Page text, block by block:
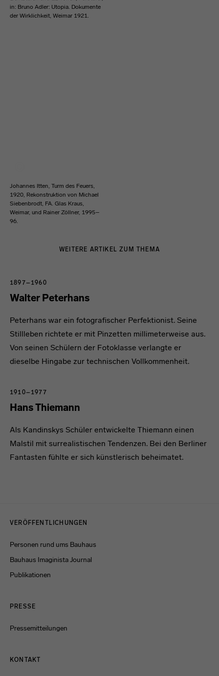
in: Bruno Adler: Utopia. Dokumente
der Wirklichkeit, Weimar 1921.
Johannes Itten, Turm des Feuers,
1920, Rekonstruktion von Michael
Siebenbrodt, FA. Glas Kraus,
Weimar, und Rainer Zöllner, 1995–
96.
WEITERE ARTIKEL ZUM THEMA
Walter Peterhans
1897–1960
Peterhans war ein fotografischer Perfektionist. Seine
Stillleben richtete er mit Pinzetten millimeterweise aus.
Von seinen Schülern der Fotoklasse verlangte er
dieselbe Hingabe zur technischen Vollkommenheit.
Hans Thiemann
1910–1977
Als Kandinskys Schüler entwickelte Thiemann einen
Malstil mit surrealistischen Tendenzen. Bei den Berliner
Fantasten fühlte er sich künstlerisch beheimatet.
VERÖFFENTLICHUNGEN
Personen rund ums Bauhaus
Bauhaus Imaginista Journal
Publikationen
PRESSE
Pressemitteilungen
KONTAKT